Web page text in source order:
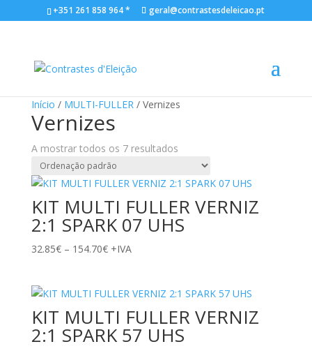
+351 261 858 964 * geral@contrastesdeleicao.pt
Início / MULTI-FULLER/ Vernizes
Vernizes
A mostrar todos os 7 resultados
KIT MULTI FULLER VERNIZ
2:1 SPARK 07 UHS
32.85€ – 154.70€Price
through
154.70€
+IVA
KIT MULTI FULLER VERNIZ
2:1 SPARK 57 UHS